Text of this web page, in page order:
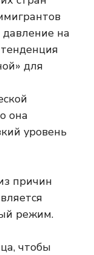
на
для
она
уровень
причин
режим.
чтобы